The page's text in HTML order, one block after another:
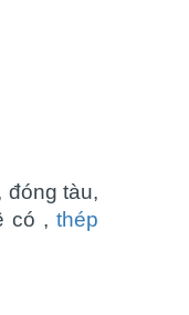
tàu,
có , thép